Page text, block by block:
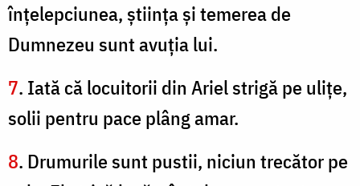
înţelepciunea, ştiinţa şi temerea de
Dumnezeu sunt avuţia lui.
7. Iată că locuitorii din Ariel strigă pe uliţe,
solii pentru pace plâng amar.
8. Drumurile sunt pustii, niciun trecător pe